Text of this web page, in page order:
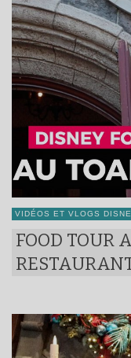
VIDÉOS ET VLOGS
FOOD TOUR